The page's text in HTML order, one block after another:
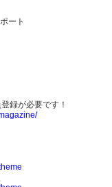
ート
録が必要です！